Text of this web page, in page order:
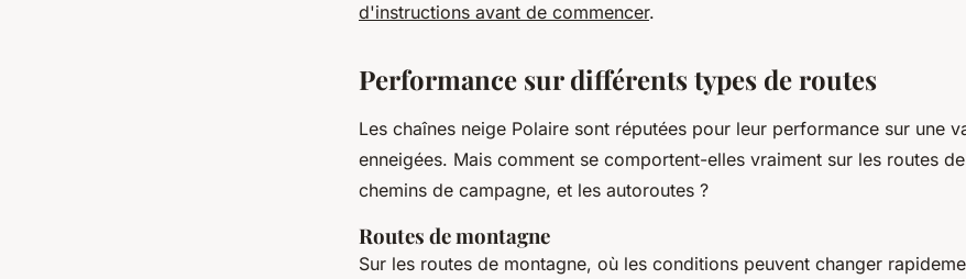
d'instructions avant de commencer.
Performance sur différents types de routes
Les chaînes neige Polaire sont réputées pour leur performance sur une
enneigées. Mais comment se comportent-elles vraiment sur les routes
chemins de campagne, et les autoroutes ?
Routes de montagne
Sur les routes de montagne, où les conditions peuvent changer